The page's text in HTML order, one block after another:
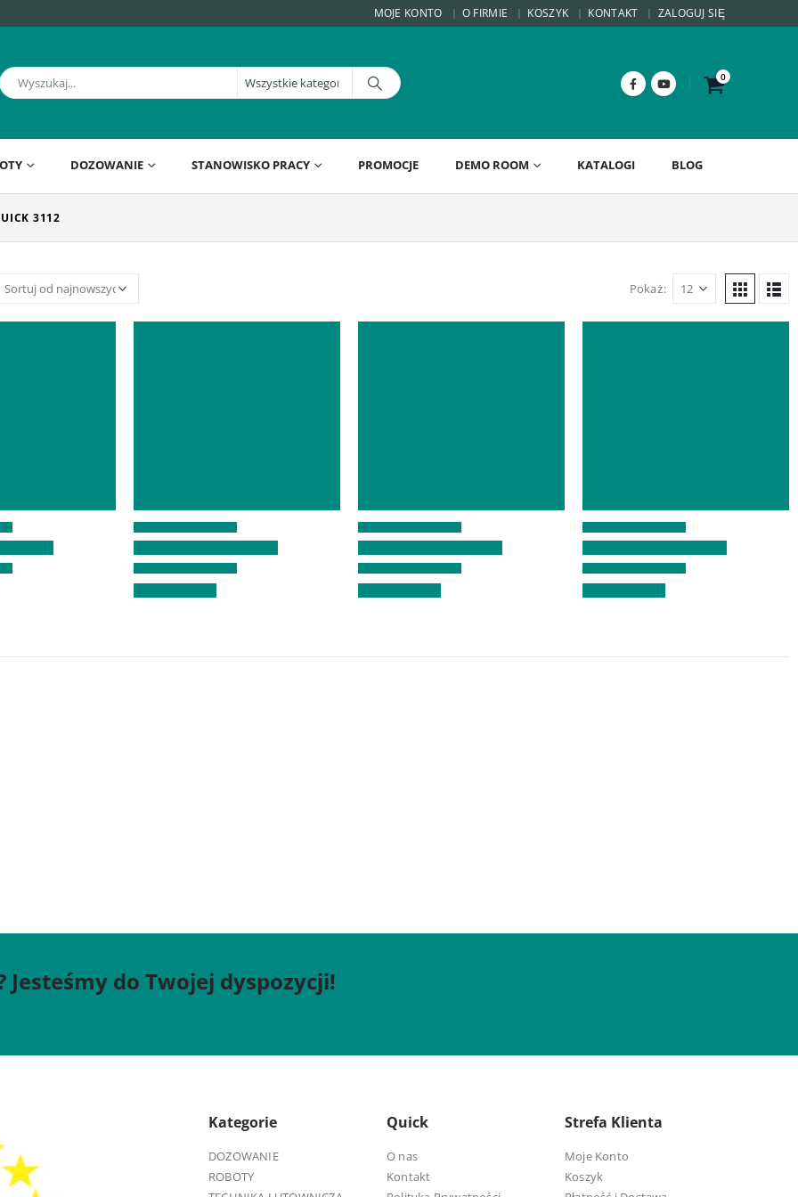
MOJE KONTO O FIRMIE KOSZYK KONTAKT ZALOGUJ SIĘ
0
DOZOWANIE STANOWISKO PRACY PROMOCJE DEMO ROOM KATALOGI BLOG
3112
Pokaż:
do Twojej dyspozycji!
Kategorie
DOZOWANIE
ROBOTY
Quick
O nas
Kontakt
Strefa Klienta
Moje Konto
Koszyk